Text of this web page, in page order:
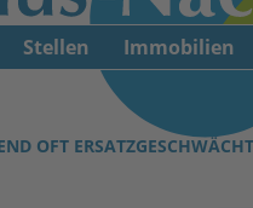
OFT
Stellen Immobilien